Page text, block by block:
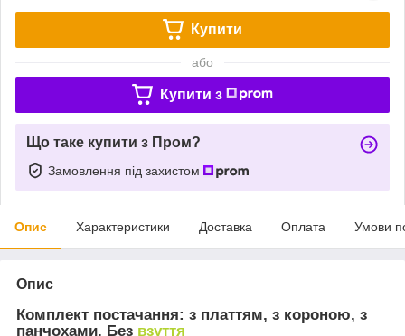
Купити
або
Купити з
Що таке купити з Пром?
Замовлення під захистом
Опис Характеристики Доставка Оплата Умови
Опис
Комплект постачання: з платтям, з короною, з
панчохами. Без взуття